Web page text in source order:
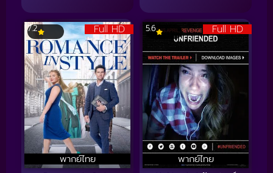
Full HD
พากย์ไทย
7.2 Full HD
พากย์ไทย
5.6